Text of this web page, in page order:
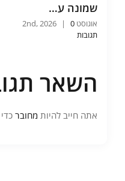
שמונה ע…
אוגוסט 2nd, 2026 |
0
תגובות
השאר
אתה חייב להיות מחובר